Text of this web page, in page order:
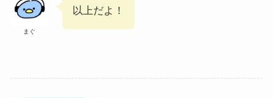
まぐ
以上だよ！